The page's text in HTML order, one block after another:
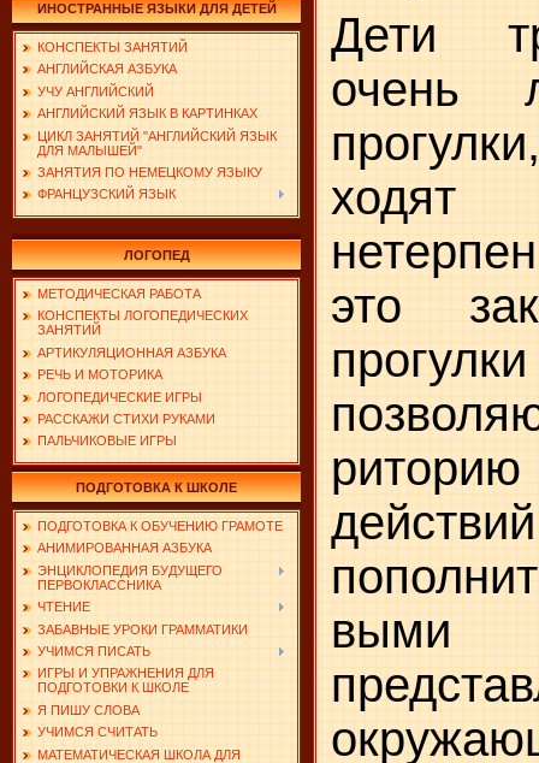
ИНОСТРАННЫЕ ЯЗЫКИ ДЛЯ ДЕТЕЙ
КОНСПЕКТЫ ЗАНЯТИЙ
АНГЛИЙСКАЯ АЗБУКА
УЧУ АНГЛИЙСКИЙ
АНГЛИЙСКИЙ ЯЗЫК В КАРТИНКАХ
ЦИКЛ ЗАНЯТИЙ "АНГЛИЙСКИЙ ЯЗЫК
ДЛЯ МАЛЫШЕЙ"
ЗАНЯТИЯ ПО НЕМЕЦКОМУ ЯЗЫКУ
ФРАНЦУЗСКИЙ ЯЗЫК
ЛОГОПЕД
МЕТОДИЧЕСКАЯ РАБОТА
КОНСПЕКТЫ ЛОГОПЕДИЧЕСКИХ
ЗАНЯТИЙ
АРТИКУЛЯЦИОННАЯ АЗБУКА
РЕЧЬ И МОТОРИКА
ЛОГОПЕДИЧЕСКИЕ ИГРЫ
РАССКАЖИ СТИХИ РУКАМИ
ПАЛЬЧИКОВЫЕ ИГРЫ
ПОДГОТОВКА К ШКОЛЕ
ПОДГОТОВКА К ОБУЧЕНИЮ ГРАМОТЕ
АНИМИРОВАННАЯ АЗБУКА
ЭНЦИКЛОПЕДИЯ БУДУЩЕГО
ПЕРВОКЛАССНИКА
ЧТЕНИЕ
ЗАБАВНЫЕ УРОКИ ГРАММАТИКИ
УЧИМСЯ ПИСАТЬ
ИГРЫ И УПРАЖНЕНИЯ ДЛЯ
ПОДГОТОВКИ К ШКОЛЕ
Я ПИШУ СЛОВА
УЧИМСЯ СЧИТАТЬ
МАТЕМАТИЧЕСКАЯ ШКОЛА ДЛЯ
Дети
очень
это
выми